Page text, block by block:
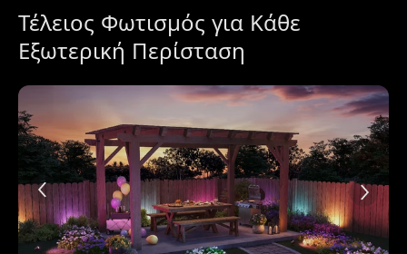
Τέλειος Φωτισμός για Κάθε
Εξωτερική Περίσταση